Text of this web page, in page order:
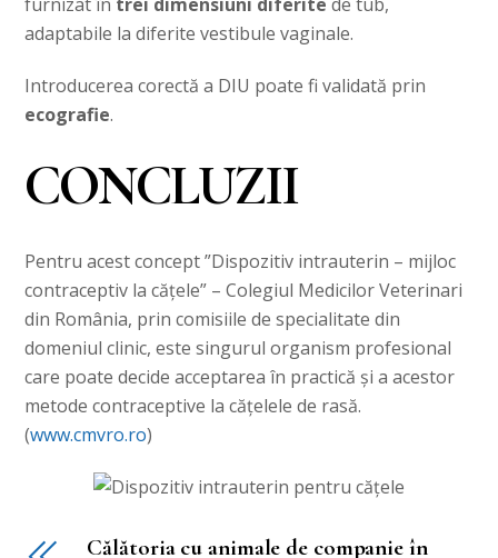
adaptabile la diferite vestibule vaginale.
Introducerea corectă a DIU poate fi validată prin
ecografie.
CONCLUZII
Pentru acest concept ”Dispozitiv intrauterin – mijloc
contraceptiv la cățele” – Colegiul Medicilor Veterinari
din România, prin comisiile de specialitate din
domeniul clinic, este singurul organism profesional
care poate decide acceptarea în practică și a acestor
metode contraceptive la cățelele de rasă.
(www.cmvro.ro)
Călătoria cu animale de companie în